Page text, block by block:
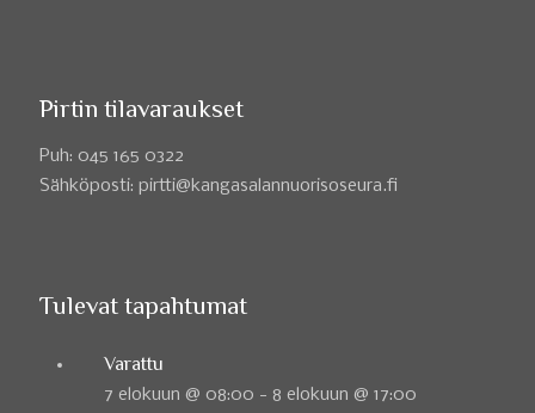
Pirtin tilavaraukset
Puh: 045 165 0322
Sähköposti: pirtti@kangasalannuorisoseura.fi
Tulevat tapahtumat
Varattu
7 elokuun @ 08:00 - 8 elokuun @ 17:00